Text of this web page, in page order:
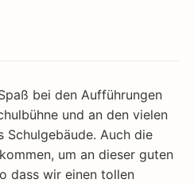
bei den Aufführungen
und an den vielen
Schulgebäude. Auch die
um an dieser guten
dass wir einen tollen